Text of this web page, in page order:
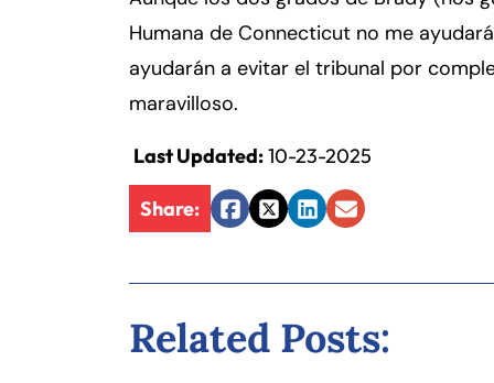
Humana de Connecticut no me
ayudarán a evitar el tribunal por
maravilloso.
Last Updated:10-23-2025
Share:
Facebook
TwitterLinkedIn
Email
Related Posts: